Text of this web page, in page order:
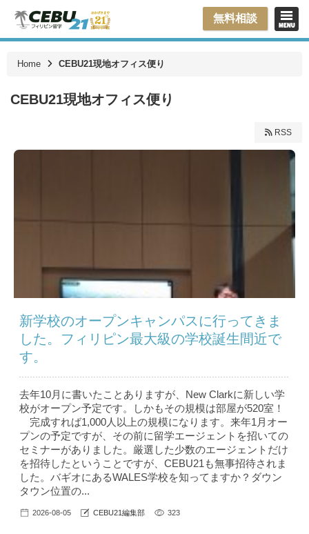
無料相談
Home CEBU21現地オフィス便り
CEBU21現地オフィス便り
RSS
新学校のオープンキャンパスに行ってきま
した。フィリピン最大級の学校誕生間近で
す。
去年10月に書いたことありますが、New Clarkに新しい学
校がオープン予定です。しかもその規模は部屋が520室！
完成すれば1,000人以上の規模になります。来年1月オー
プンの予定ですが、その前に留学エージェントを招いての
セミナーがありました。厳選した少数のエージェントだけ
を招待したということですが、CEBU21も無事招待されま
した。バギオにあるWALES学校を知ってますか？ダウン
タウン位置の...
2026-08-05 CEBU21編集部 323